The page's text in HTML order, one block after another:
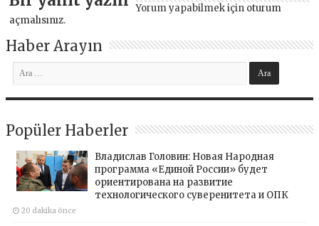
Yorum yapabilmek için oturum
açmalısınız.
Haber Arayın
Popüler Haberler
Владислав Головин: Новая Народная
программа «Единой России» будет
ориентирована на развитие
технологического суверенитета и ОПК
20 dakika önce